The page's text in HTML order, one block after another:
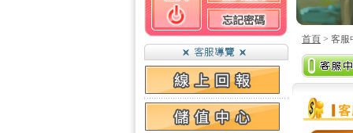
首頁 > 客服